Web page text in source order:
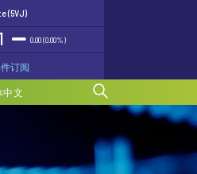
(5VJ)
0.00 (0.00%)
订阅
中文